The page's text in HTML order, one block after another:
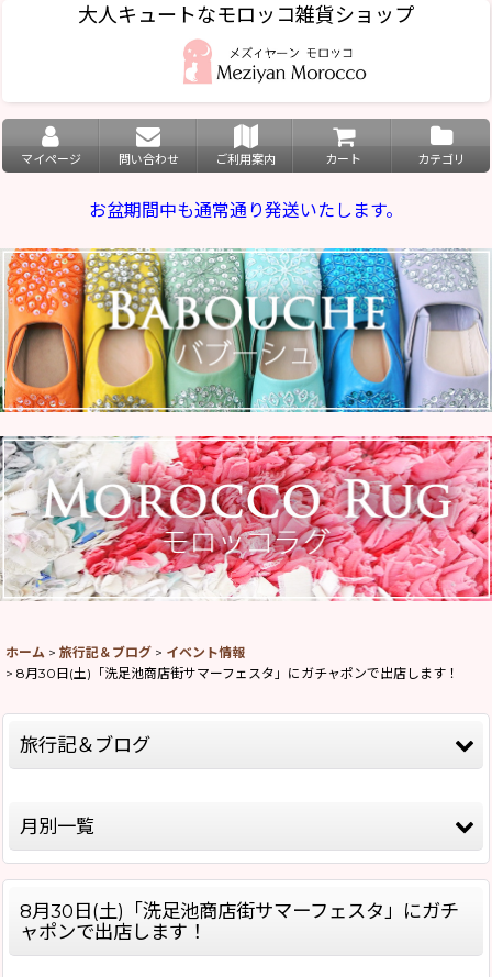
大人キュートなモロッコ雑貨ショップ
マイページ 問い合わせ ご利用案内 カート カテゴリ
お盆期間中も通常通り発送いたします。
ホーム > 旅行記＆ブログ > イベント情報
> 8月30日(土)「洗足池商店街サマーフェスタ」にガチャポンで出店します！
8月30日(土)「洗足池商店街サマーフェスタ」にガチ
ャポンで出店します！
旅行記＆ブログ
モロッコ旅行記Season8(2026)
モロッコ旅行記Season5(2019)
モロッコ旅行記Season4(2018)
月別一覧
2026年
2025年